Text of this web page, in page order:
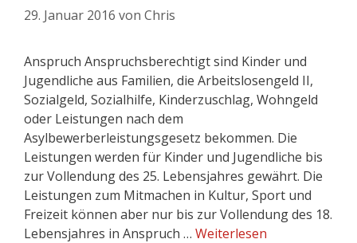
29. Januar 2016 von Chris
Anspruch Anspruchsberechtigt sind Kinder und
Jugendliche aus Familien, die Arbeitslosengeld II,
Sozialgeld, Sozialhilfe, Kinderzuschlag, Wohngeld
oder Leistungen nach dem
Asylbewerberleistungsgesetz bekommen. Die
Leistungen werden für Kinder und Jugendliche bis
zur Vollendung des 25. Lebensjahres gewährt. Die
Leistungen zum Mitmachen in Kultur, Sport und
Freizeit können aber nur bis zur Vollendung des 18.
Lebensjahres in Anspruch … Weiterlesen